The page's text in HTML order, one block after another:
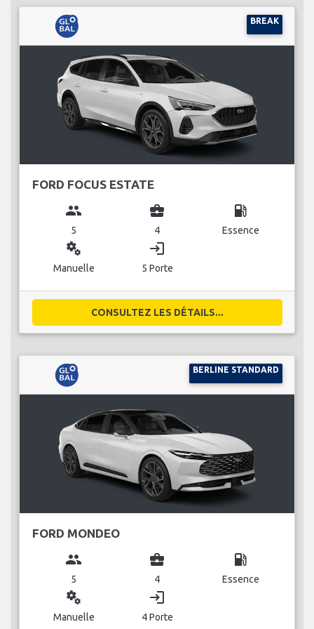
BREAK
FORD FOCUS ESTATE
group
5
business_center
4
local_gas_station
Essence
miscellaneous_services
Manuelle
login
5 Porte
CONSULTEZ LES DÉTAILS...
BERLINE STANDARD
FORD MONDEO
group
5
business_center
4
local_gas_station
Essence
miscellaneous_services
Manuelle
login
4 Porte